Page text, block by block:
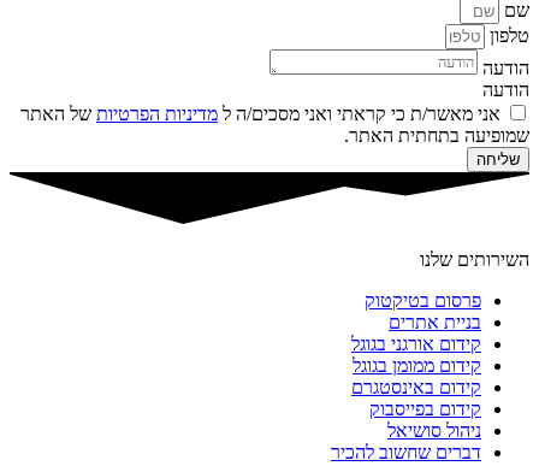
שם
טלפון
הודעה
הודעה
אני מאשר/ת כי קראתי ואני מסכים/ה ל מדיניות הפרטיות של האתר
שמופיעה בתחתית האתר.
שליחה
השירותים שלנו
פרסום בטיקטוק
בניית אתרים
קידום אורגני בגוגל
קידום ממומן בגוגל
קידום באינסטגרם
קידום בפייסבוק
ניהול סושיאל
דברים שחשוב להכיר